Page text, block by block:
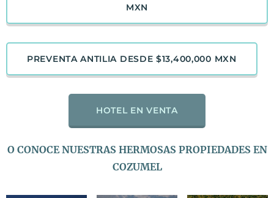
MXN
PREVENTA ANTILIA DESDE $13,400,000 MXN
HOTEL EN VENTA
O CONOCE NUESTRAS HERMOSAS PROPIEDADES EN
COZUMEL